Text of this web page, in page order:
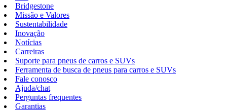
Bridgestone
Missão e Valores
Sustentabilidade
Inovação
Notícias
Carreiras
Suporte para pneus de carros e SUVs
Ferramenta de busca de pneus para carros e SUVs
Fale conosco
Ajuda/chat
Perguntas frequentes
Garantias